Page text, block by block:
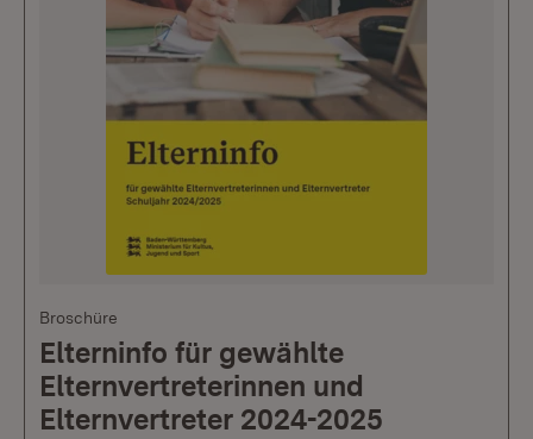
Broschüre
Elterninfo für gewählte
Elternvertreterinnen und
Elternvertreter 2024-2025